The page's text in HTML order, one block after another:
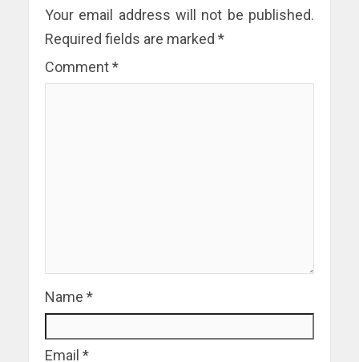
Your email address will not be published.
Required fields are marked *
Comment*
Name *
Email *